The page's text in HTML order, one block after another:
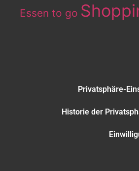
Essen to go
Privatsphäre-
Historie der